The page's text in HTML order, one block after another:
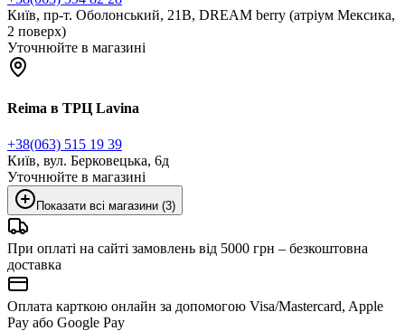
Київ, пр-т. Оболонський, 21В, DREAM berry (атріум Мексика,
2 поверх)
Уточнюйте в магазині
Reima в ТРЦ Lavina
+38(063) 515 19 39
Київ, вул. Берковецька, 6д
Уточнюйте в магазині
Показати всі магазини (3)
При оплаті на сайті замовлень від 5000 грн – безкоштовна
доставка
Оплата карткою онлайн за допомогою Visa/Mastercard, Apple
Pay або Google Pay